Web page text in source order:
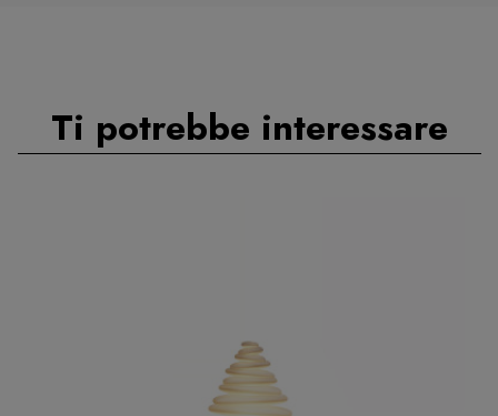
Ti potrebbe interessare